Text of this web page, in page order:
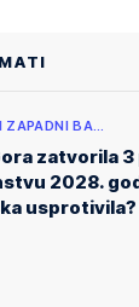
ZAPADNI BA…
zatvorila
2028.
usprotivila?